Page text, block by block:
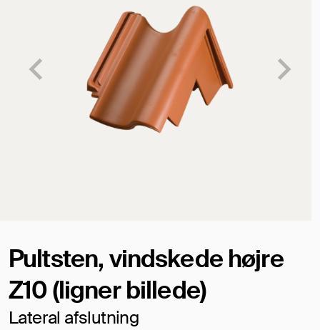
Pultsten, vindskede højre
Z10 (ligner billede)
Lateral afslutning